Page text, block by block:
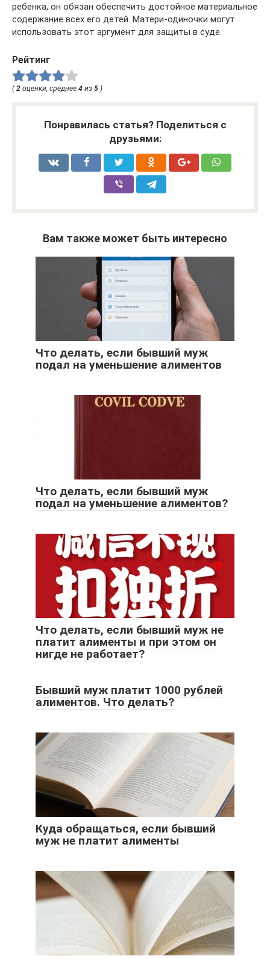
ребенка, он обязан обеспечить достойное материальное
содержание всех его детей. Матери-одиночки могут
использовать этот аргумент для защиты в суде.
Рейтинг
(2 оценки, среднее 4 из 5 )
Понравилась статья? Поделиться с
друзьями:
Вам также может быть интересно
Что делать, если бывший муж
подал на уменьшение алиментов
Что делать, если бывший муж
подал на уменьшение алиментов?
Что делать, если бывший муж не
платит алименты и при этом он
нигде не работает?
Бывший муж платит 1000 рублей
алиментов. Что делать?
Куда обращаться, если бывший
муж не платит алименты